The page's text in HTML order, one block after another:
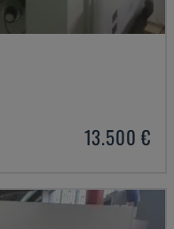
13.500 €